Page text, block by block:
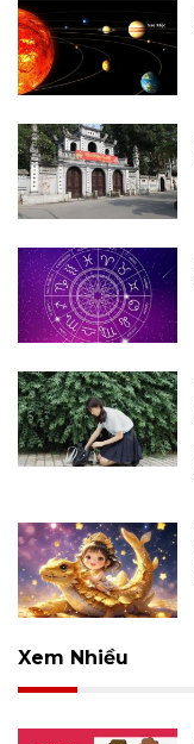
Xem Nhiều